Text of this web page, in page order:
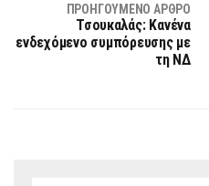
ΠΡΟΗΓΟΎΜΕΝΟ ΆΡΘΡΟ
Τσουκαλάς: Κανένα
ενδεχόμενο συμπόρευσης με
τη ΝΔ